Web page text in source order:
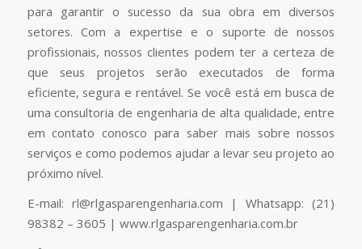
para garantir o sucesso da sua obra em diversos
setores. Com a expertise e o suporte de nossos
profissionais, nossos clientes podem ter a certeza de
que seus projetos serão executados de forma
eficiente, segura e rentável. Se você está em busca de
uma consultoria de engenharia de alta qualidade, entre
em contato conosco para saber mais sobre nossos
serviços e como podemos ajudar a levar seu projeto ao
próximo nível.
E-mail: rl@rlgasparengenharia.com | Whatsapp: (21)
98382 – 3605 | www.rlgasparengenharia.com.br